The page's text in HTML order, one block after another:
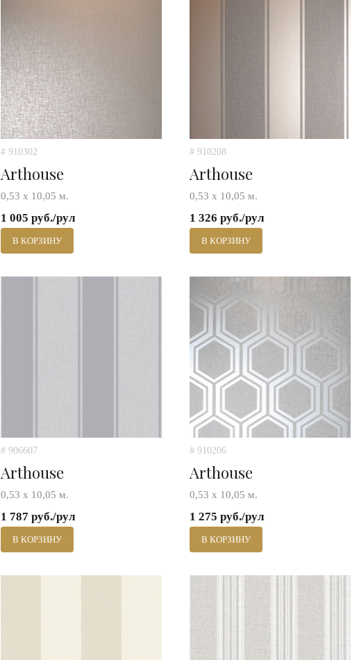
# 910302
Arthouse
0,53 х 10,05 м.
1 005 руб./рул
В КОРЗИНУ
# 910208
Arthouse
0,53 х 10,05 м.
1 326 руб./рул
В КОРЗИНУ
# 906607
Arthouse
0,53 х 10,05 м.
1 787 руб./рул
В КОРЗИНУ
# 910206
Arthouse
0,53 х 10,05 м.
1 275 руб./рул
В КОРЗИНУ